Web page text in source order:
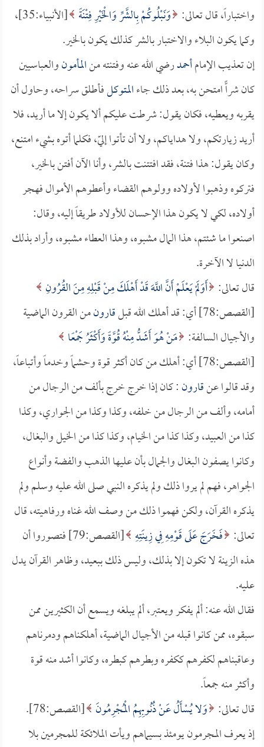
واختباراً، قال تعالى: وَنَبْلُوكُمْ بِالشَّرِّ وَالْخَيْرِ فِتْنَةً
[الأنبياء:35]،
وكما يكون البلاء والاختبار بالشر كذلك يكون بالخير.
إن تعذيب الإمامأحمدرضي الله عنه وفتنته منالمأمونوالعباسيين
كان شراًّ امتحن به، بعد ذلك جاءالمتوكلفأطلق سراحه، وحاول أن
يقربه ويعطيه، فكان يقول: شرطت عليكم ألا يكون إلا ما أريد، فلا
أريد زيارتكم، ولا هداياكم، ولا أن تأتوا إليّ، فكلما أتوه بشيء امتنع،
وكان يقول: هذا فتنة، فقد افتتنت بالشر، وأنا الآن أفتن بالخير،
فتركوه وذهبوا لأولاده وولوهم القضاء وأعطوهم الأموال فهجر
أولاده، لكي لا يكون هذا الإحسان للأولاد طريقاً إليه، وقال:
اصنعوا ما شئتم، هذا المال مشبوه، وهذا العطاء مشبوه، وأراد بذلك
الدنيا لا الآخرة.
قال تعالى: أَوَلَمْ يَعْلَمْ أَنَّ اللَّهَ قَدْ أَهْلَكَ مِنْ قَبْلِهِ مِنَ القُرُونِ
[القصص:78] أي: قد أهلك الله قبل
قارونمن القرون الماضية
والأجيال السالفة: مَنْ هُوَ أَشَدُّ مِنْهُ قُوَّةً وَأَكْثَرُ جَمْعًا
[القصص:78] أي: أهلك من كان أكثر قوة وحشماً وخدماً وأتباعاً،
وقد قالوا عنقارون: كان إذا خرج خرج بألف من الرجال من
أمامه، وألف من الرجال من خلفه، وكذا وكذا من الجواري، وكذا
كذا من العبيد، وكذا كذا من الخيام، وكذا كذا من الخيل والبغال،
وكانوا يصفون البغال والجمال بأن عليها الذهب والفضة وأنواع
الجواهر، فهم لم يروا ذلك ولم يذكره النبي صلى الله عليه وسلم ولم
يذكره القرآن، ولكن فهموا ذلك من وصف الله غناه ورفاهيته، قال
تعالى: فَخَرَجَ عَلَى قَوْمِهِ فِي زِينَتِهِ
[القصص:79] فتصوروا أن
هذه الزينة لا تكون إلا بذلك، وليس ذلك ببعيد، وظاهر القرآن يدل
عليه.
فقال الله عنه: ألم يفكر ويعتبر، ألم يبلغه ويسمع أن الكثيرين ممن
سبقوه، ممن كانوا قبله من الأجيال الماضية، أهلكناهم ودمرناهم
وعاقبناهم لكفرهم ككفره وبطرهم كبطره، وكانوا أشد منه قوة
وأكثر منه جمعاً.
قال تعالى: وَلا يُسْأَلُ عَنْ ذُنُوبِهِمُ الْمُجْرِمُونَ [القصص:78].
إذ يعرف المجرمون يومئذ بسيماهم ويأت الملائكة للمجرمين بلا